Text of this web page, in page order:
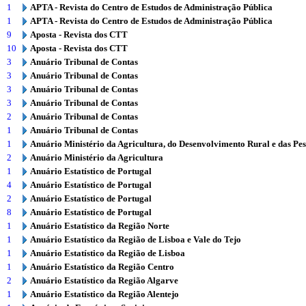
1
APTA - Revista do Centro de Estudos de Administração Pública
1
APTA - Revista do Centro de Estudos de Administração Pública
9
Aposta - Revista dos CTT
10
Aposta - Revista dos CTT
3
Anuário Tribunal de Contas
3
Anuário Tribunal de Contas
3
Anuário Tribunal de Contas
3
Anuário Tribunal de Contas
2
Anuário Tribunal de Contas
1
Anuário Tribunal de Contas
1
Anuário Ministério da Agricultura, do Desenvolvimento Rural e das
2
Anuário Ministério da Agricultura
1
Anuário Estatístico de Portugal
4
Anuário Estatístico de Portugal
2
Anuário Estatístico de Portugal
8
Anuário Estatístico de Portugal
1
Anuário Estatístico da Região Norte
1
Anuário Estatístico da Região de Lisboa e Vale do Tejo
1
Anuário Estatístico da Região de Lisboa
1
Anuário Estatístico da Região Centro
2
Anuário Estatístico da Região Algarve
1
Anuário Estatístico da Região Alentejo